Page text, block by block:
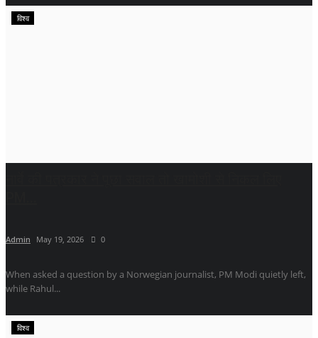
विश्व
Admin May 19, 2026 0
When asked a question by a Norwegian journalist, PM Modi quietly left,
while Rahul...
विश्व